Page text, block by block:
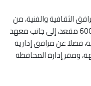
الثقافية والفنية، من
بينها على الخصوص قاعة مسرحية تتسع ل600 مقعد، إلى جانب معهد
فضلا عن مرافق إدارية
ومقر إدارة المحافظة